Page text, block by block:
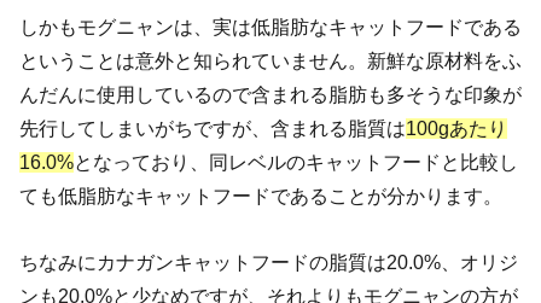
しかもモグニャンは、実は低脂肪なキャットフードである
ということは意外と知られていません。新鮮な原材料をふ
んだんに使用しているので含まれる脂肪も多そうな印象が
先行してしまいがちですが、含まれる脂質は100gあたり
16.0%となっており、同レベルのキャットフードと比較し
ても低脂肪なキャットフードであることが分かります。
ちなみにカナガンキャットフードの脂質は20.0%、オリジ
ンも20.0%と少なめですが、それよりもモグニャンの方が